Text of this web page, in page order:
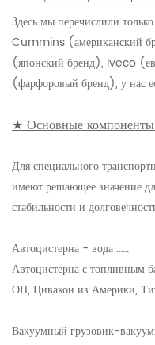
Здесь мы перечислили
Cummins (американский
(японский бренд), Iveco
(фарфоровый бренд), у нас
★ Основные
Для специального
имеют решающее значение
стабильности и
Автоцистерна - вода ……
Автоцистерна с
ОП, Цивакон из Америки,
Вакуумный грузовик-